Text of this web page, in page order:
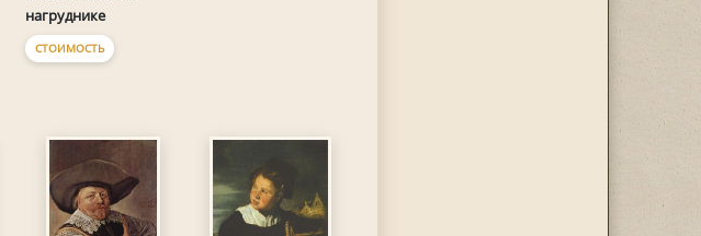
нагруднике
СТОИМОСТЬ